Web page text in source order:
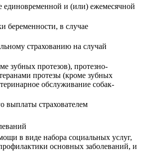
единовременной и (или) ежемесячной
беременности, в случае
страхованию на случай
зубных протезов), протезно-
протезы (кроме зубных
обслуживание собак-
выплаты страхователем
в виде набора социальных услуг,
основных заболеваний, и